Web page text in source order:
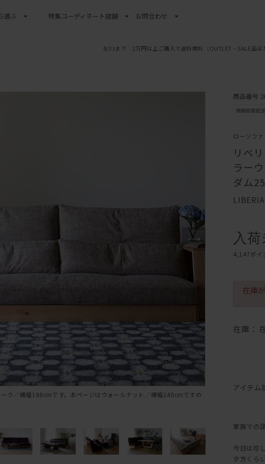
選ぶ 特集コーディネート店舗 お問合わせ
LINE新規追加でクーポンプレゼント
8/31まで 2万円以上ご購入で送料無料 （OUTLET・SALE品ほ
ク／横幅168cmです。本ページはウォールナット／横幅140cmですの
商品番号
ローソフ
リベ
ラー
ダム
入
4,147ポイ
在庫：
在庫
アイテム
家族での
今日は珍
夕方くら